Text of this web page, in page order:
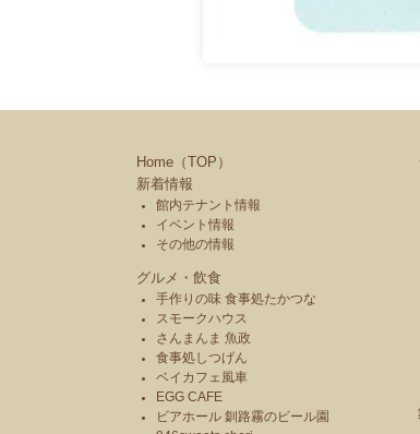
Home（TOP）
新着情報
館内テナント情報
イベント情報
その他の情報
グルメ・飲食
手作りの味 食事処たかつな
スモークハウス
さんまんま 魚政
食事処しつげん
ベイカフェ風車
EGG CAFE
ビアホール 釧路霧のビール園